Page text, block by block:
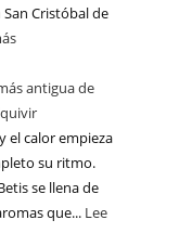
Cristóbal de
antigua de
el calor empieza
su ritmo.
se llena de
que... Lee